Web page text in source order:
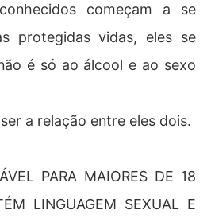
começam a se
protegidas vidas, eles se
é só ao álcool e ao sexo
a relação entre eles dois.
PARA MAIORES DE 18
LINGUAGEM SEXUAL E